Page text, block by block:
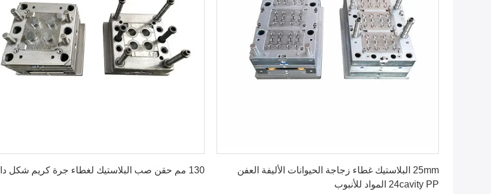
25mm البلاستيك غطاء زجاجة الحيوانات الأليفة العفن
24cavity PP المواد للأنبوب
130 مم حقن صب البلاستيك لغطاء جرة كريم شكل دائري